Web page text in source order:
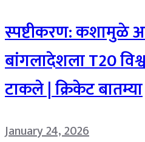
स्पष्टीकरण: कशामुळे
बांगलादेशला T20
टाकले | क्रिकेट बातम्या
January 24, 2026